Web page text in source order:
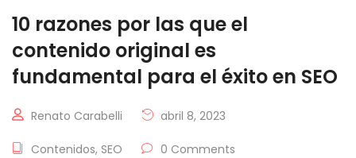
10 razones por las que el
contenido original es
fundamental para el éxito en SEO
Renato Carabelli abril 8, 2023
Contenidos, SEO 0 Comments